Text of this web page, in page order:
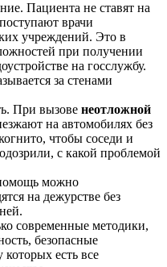
Пациента не ставят на
врачи
учреждений. Это в
при получении
на госслужбу.
за стенами
При вызове неотложной
на автомобилях без
чтобы соседи и
с какой проблемой
можно
на дежурстве без
современные методики,
безопасные
есть все